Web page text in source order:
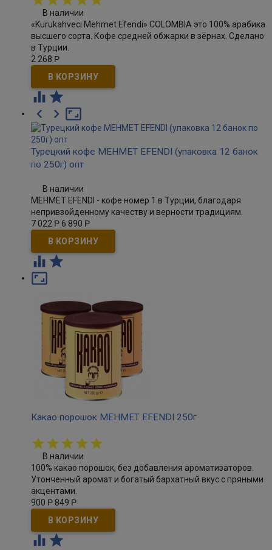
В наличии
«Kurukahveci Mehmet Efendi» COLOMBIA это 100% арабика
высшего сорта. Кофе средней обжарки в зёрнах. Сделано
в Турции.
2 268 Р
 

 
Турецкий кофе MEHMET EFENDI (упаковка 12 банок
по 250г) опт
В наличии
MEHMET EFENDI - кофе номер 1 в Турции, благодаря
непривзойденному качеству и верности традициям.
7 022 Р 6 890 Р
 

Какао порошок MEHMET EFENDI 250г
В наличии
100% какао порошок, без добавления ароматизаторов.
Утонченный аромат и богатый бархатный вкус с пряными
акцентами.
900 Р 849 Р
 